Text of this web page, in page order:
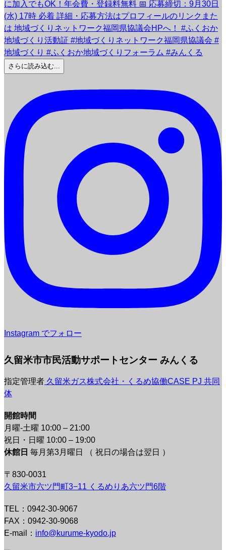
さらに読み込む...
Instagram でフォロー
久留米市市民活動サポートセンター みんくる
指定管理者 久留米ガス株式会社・くるめ協働CASE PJ 共同
体
開館時間
月曜-土曜 10:00 – 21:00
祝日・日曜 10:00 – 19:00
休館日 毎月第3月曜日 （ 祝日の場合は翌日 ）
〒830-0031
久留米市六ツ門町3−11 くるめりあ六ツ門6階
TEL：0942-30-9067
FAX：0942-30-9068
E-mail： info@kurume-kyodo.jp